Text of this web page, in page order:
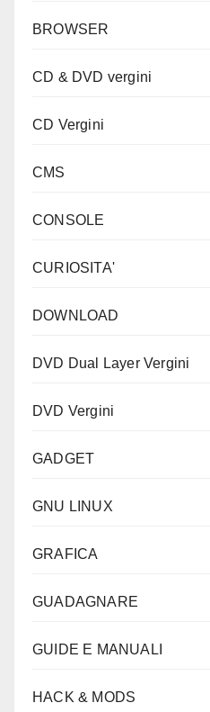
BROWSER
CD & DVD vergini
CD Vergini
CMS
CONSOLE
CURIOSITA'
DOWNLOAD
DVD Dual Layer Vergini
DVD Vergini
GADGET
GNU LINUX
GRAFICA
GUADAGNARE
GUIDE E MANUALI
HACK & MODS